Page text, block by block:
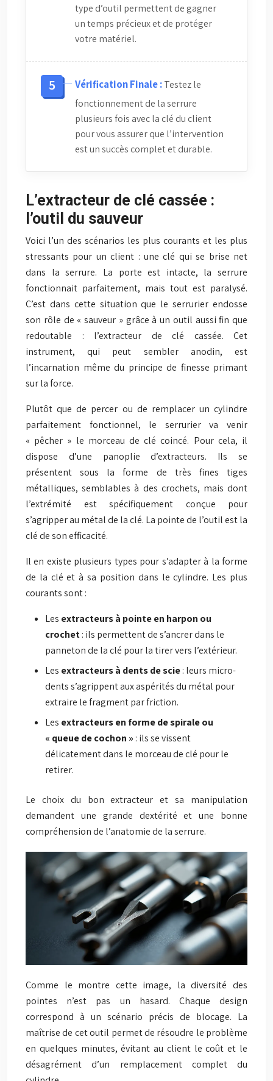
type d’outil permettent de gagner
un temps précieux et de protéger
votre matériel.
Vérification Finale :Testez le
fonctionnement de la serrure
plusieurs fois avec la clé du client
pour vous assurer que l’intervention
est un succès complet et durable.
L’extracteur de clé cassée :
l’outil du sauveur
Voici l’un des scénarios les plus courants et les plus
stressants pour un client : une clé qui se brise net
dans la serrure. La porte est intacte, la serrure
fonctionnait parfaitement, mais tout est paralysé.
C’est dans cette situation que le serrurier endosse
son rôle de « sauveur » grâce à un outil aussi fin que
redoutable : l’extracteur de clé cassée. Cet
instrument, qui peut sembler anodin, est
l’incarnation même du principe de finesse primant
sur la force.
Plutôt que de percer ou de remplacer un cylindre
parfaitement fonctionnel, le serrurier va venir
« pêcher » le morceau de clé coincé. Pour cela, il
dispose d’une panoplie d’extracteurs. Ils se
présentent sous la forme de très fines tiges
métalliques, semblables à des crochets, mais dont
l’extrémité est spécifiquement conçue pour
s’agripper au métal de la clé. La pointe de l’outil est la
clé de son efficacité.
Il en existe plusieurs types pour s’adapter à la forme
de la clé et à sa position dans le cylindre. Les plus
courants sont :
Les extracteurs à pointe en harpon ou
crochet: ils permettent de s’ancrer dans le
panneton de la clé pour la tirer vers l’extérieur.
Les extracteurs à dents de scie: leurs micro-
dents s’agrippent aux aspérités du métal pour
extraire le fragment par friction.
Les extracteurs en forme de spirale ou
« queue de cochon » : ils se vissent
délicatement dans le morceau de clé pour le
retirer.
Le choix du bon extracteur et sa manipulation
demandent une grande dextérité et une bonne
compréhension de l’anatomie de la serrure.
Comme le montre cette image, la diversité des
pointes n’est pas un hasard. Chaque design
correspond à un scénario précis de blocage. La
maîtrise de cet outil permet de résoudre le problème
en quelques minutes, évitant au client le coût et le
désagrément d’un remplacement complet du